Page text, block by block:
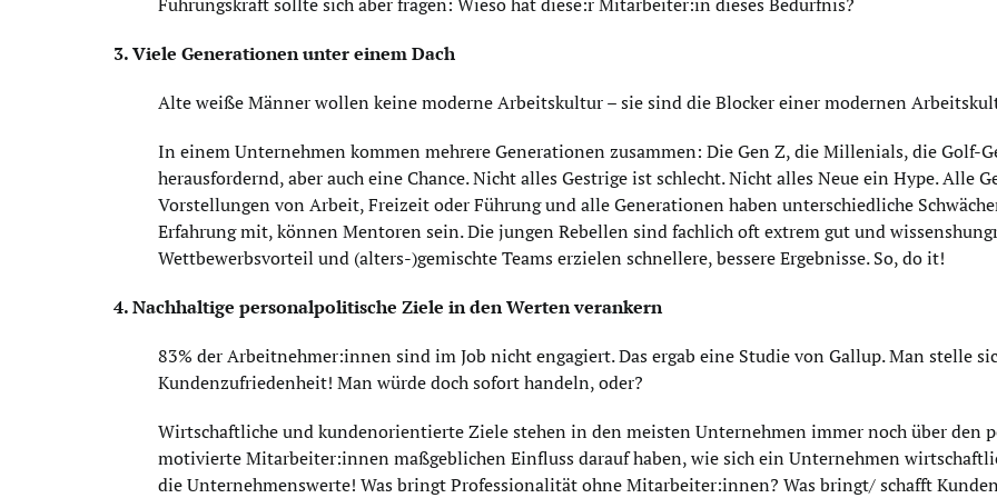
3. Viele Generationen unter einem Dach
Alte weiße Männer wollen keine moderne Arbeitskultur – sie sind die Blocker einer modernen
In einem Unternehmen kommen mehrere Generationen zusammen: Die Gen Z, die Millenials, die Golf-
herausfordernd, aber auch eine Chance. Nicht alles Gestrige ist schlecht. Nicht alles Neue ein Hype. Alle
Vorstellungen von Arbeit, Freizeit oder Führung und alle Generationen haben unterschiedliche
Erfahrung mit, können Mentoren sein. Die jungen Rebellen sind fachlich oft extrem gut und
Wettbewerbsvorteil und (alters-)gemischte Teams erzielen schnellere, bessere Ergebnisse. So, do it!
4. Nachhaltige personalpolitische Ziele in den Werten verankern
83% der Arbeitnehmer:innen sind im Job nicht engagiert. Das ergab eine Studie von Gallup. Man stelle
Kundenzufriedenheit! Man würde doch sofort handeln, oder?
Wirtschaftliche und kundenorientierte Ziele stehen in den meisten Unternehmen immer noch über den
motivierte Mitarbeiter:innen maßgeblichen Einfluss darauf haben, wie sich ein Unternehmen
die Unternehmenswerte! Was bringt Professionalität ohne Mitarbeiter:innen? Was bringt/ schafft